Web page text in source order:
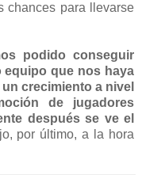
chances para llevarse
podido conseguir
que nos haya
crecimiento a nivel
de jugadores
después se ve el
por último, a la hora